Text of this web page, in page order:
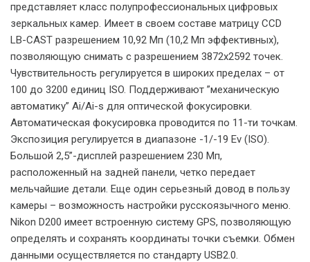
представляет класс полупрофессиональных цифровых
зеркальных камер. Имеет в своем составе матрицу ССD
LB-CAST разрешением 10,92 Мп (10,2 Мп эффективных),
позволяющую снимать с разрешением 3872х2592 точек.
Чувствительность регулируется в широких пределах – от
100 до 3200 единиц ISO. Поддерживают ”механическую
автоматику” Ai/Ai-s для оптической фокусировки.
Автоматическая фокусировка проводится по 11-ти точкам.
Экспозиция регулируется в диапазоне -1/-19 Ev (ISO).
Большой 2,5”-дисплей разрешением 230 Мп,
расположенный на задней панели, четко передает
мельчайшие детали. Еще один серьезный довод в пользу
камеры – возможность настройки русскоязычного меню.
Nikon D200 имеет встроенную систему GPS, позволяющую
определять и сохранять координаты точки съемки. Обмен
данными осуществляется по стандарту USB2.0.